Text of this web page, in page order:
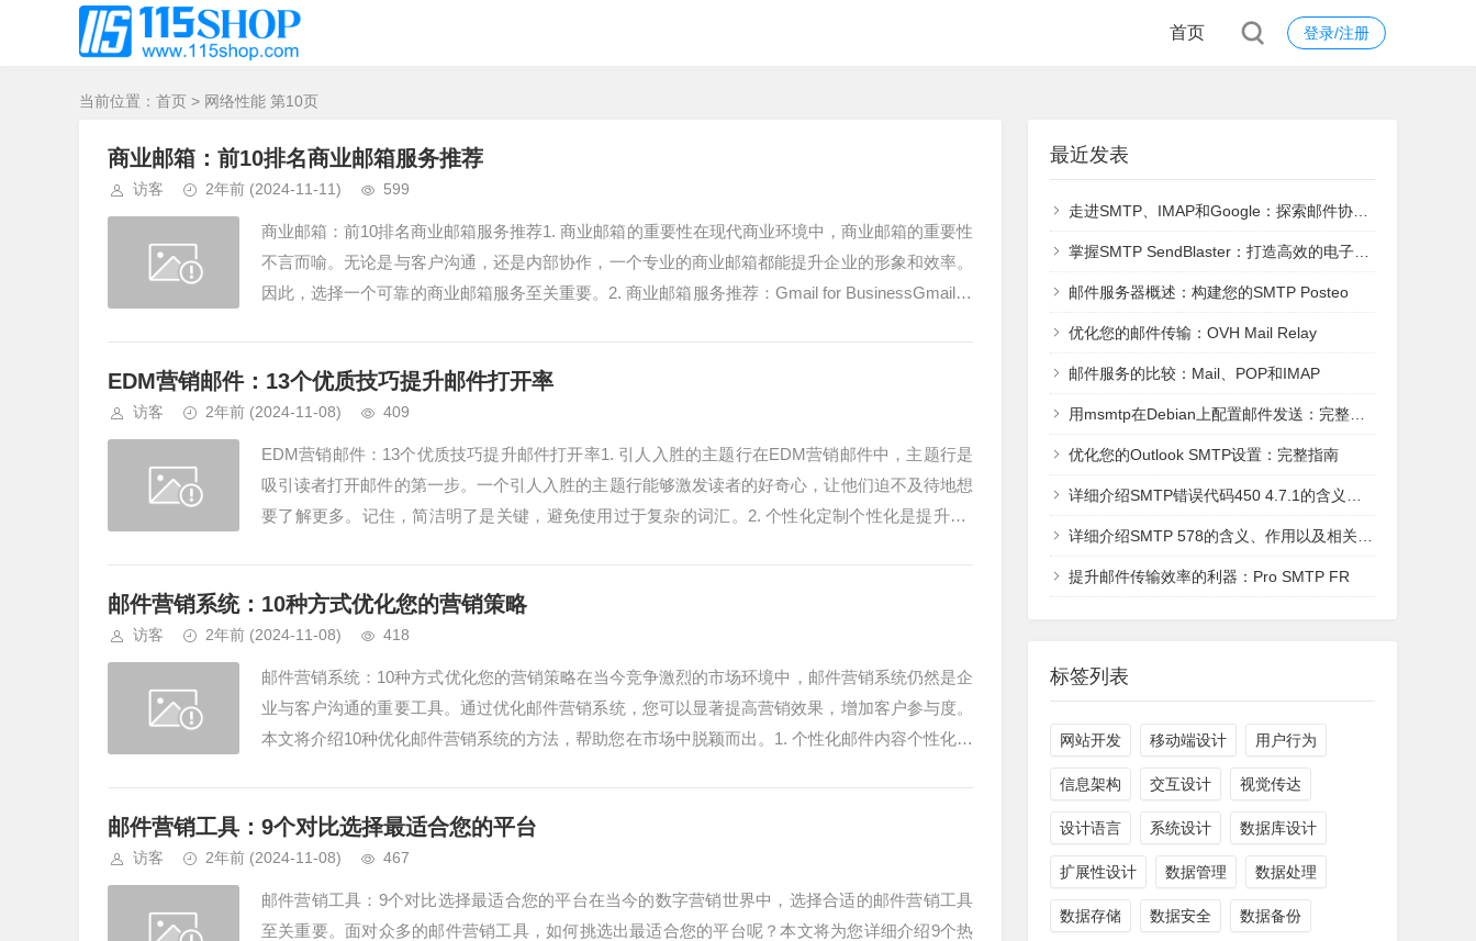
登录/注册
首页
当前位置： 首页 > 网络性能 第10页
商业邮箱：前10排名商业邮箱服务推荐
访客 2年前 (2024-11-11) 599
商业邮箱：前10排名商业邮箱服务推荐1. 商业邮箱的重要性在现代商业环境中，商业邮箱的重要性
不言而喻。无论是与客户沟通，还是内部协作，一个专业的商业邮箱都能提升企业的形象和效率。
因此，选择一个可靠的商业邮箱服务至关重要。2. 商业邮箱服务推荐：Gmail for BusinessGmail fo
EDM营销邮件：13个优质技巧提升邮件打开率
访客 2年前 (2024-11-08) 409
EDM营销邮件：13个优质技巧提升邮件打开率1. 引人入胜的主题行在EDM营销邮件中，主题行是
吸引读者打开邮件的第一步。一个引人入胜的主题行能够激发读者的好奇心，让他们迫不及待地想
要了解更多。记住，简洁明了是关键，避免使用过于复杂的词汇。2. 个性化定制个性化是提升ED
邮件营销系统：10种方式优化您的营销策略
访客 2年前 (2024-11-08) 418
邮件营销系统：10种方式优化您的营销策略在当今竞争激烈的市场环境中，邮件营销系统仍然是企
业与客户沟通的重要工具。通过优化邮件营销系统，您可以显著提高营销效果，增加客户参与度。
本文将介绍10种优化邮件营销系统的方法，帮助您在市场中脱颖而出。1. 个性化邮件内容个性化是
邮件营销工具：9个对比选择最适合您的平台
访客 2年前 (2024-11-08) 467
邮件营销工具：9个对比选择最适合您的平台在当今的数字营销世界中，选择合适的邮件营销工具
至关重要。面对众多的邮件营销工具，如何挑选出最适合您的平台呢？本文将为您详细介绍9个热
最近发表
走进SMTP、IMAP和Google：探索邮件协议的世界
掌握SMTP SendBlaster：打造高效的电子邮件营销策略
邮件服务器概述：构建您的SMTP Posteo
优化您的邮件传输：OVH Mail Relay
邮件服务的比较：Mail、POP和IMAP
用msmtp在Debian上配置邮件发送：完整指南
优化您的Outlook SMTP设置：完整指南
详细介绍SMTP错误代码450 4.7.1的含义、可能的原因以及解决方法
详细介绍SMTP 578的含义、作用以及相关的实际运用情况
提升邮件传输效率的利器：Pro SMTP FR
标签列表
网站开发 移动端设计 用户行为
信息架构 交互设计 视觉传达
设计语言 系统设计 数据库设计
扩展性设计 数据管理 数据处理
数据存储 数据安全 数据备份